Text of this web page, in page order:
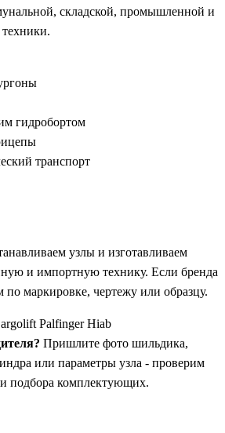
складской, промышленной и
техники.
гидробортом
транспорт
узлы и изготавливаем
и импортную технику. Если бренда
по маркировке, чертежу или образцу.
Palfinger Hiab
Пришлите фото шильдика,
или параметры узла - проверим
подбора комплектующих.